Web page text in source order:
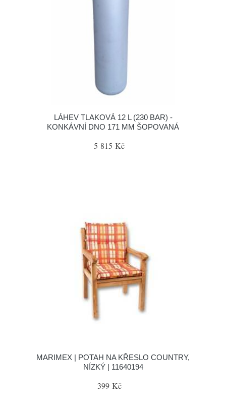
LÁHEV TLAKOVÁ 12 L (230 BAR) -
KONKÁVNÍ DNO 171 MM ŠOPOVANÁ
5 815 Kč
MARIMEX | POTAH NA KŘESLO COUNTRY,
NÍZKÝ | 11640194
399 Kč